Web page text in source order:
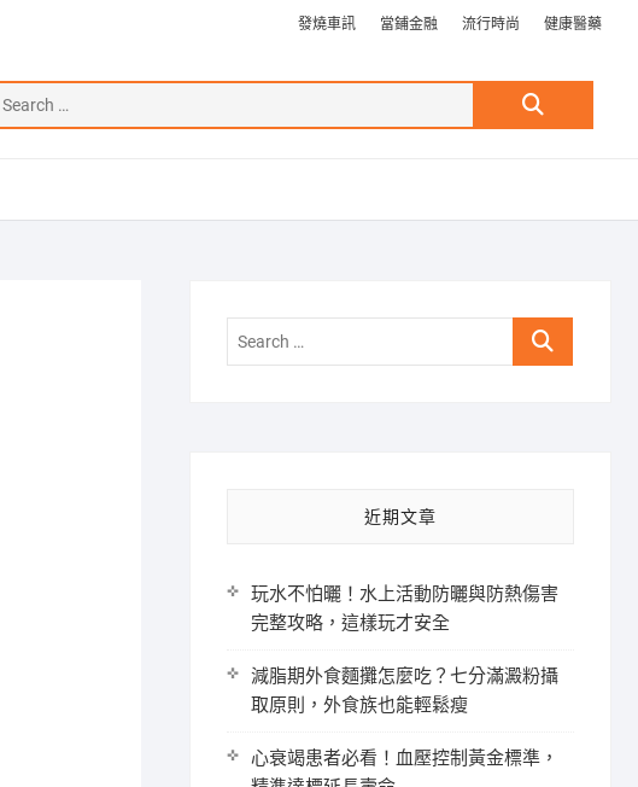
發燒車訊 當鋪金融 流行時尚 健康醫藥
Search
Search
近期文章
玩水不怕曬！水上活動防曬與防熱傷害
完整攻略，這樣玩才安全
減脂期外食麵攤怎麼吃？七分滿澱粉攝
取原則，外食族也能輕鬆瘦
心衰竭患者必看！血壓控制黃金標準，